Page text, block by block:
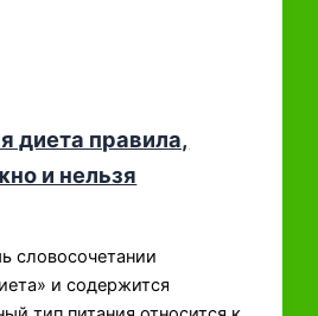
диета правила,
и нельзя
словосочетании
и содержится